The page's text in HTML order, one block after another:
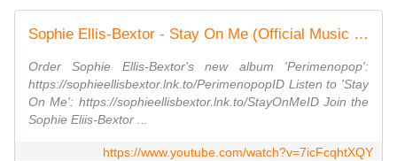
Sophie Ellis-Bextor - Stay On Me (Official Music Video)
Order Sophie Ellis-Bextor's new album 'Perimenopop':
https://sophieellisbextor.lnk.to/PerimenopopID Listen to 'Stay
On Me': https://sophieellisbextor.lnk.to/StayOnMeID Join the
Sophie Eliis-Bextor ...
https://www.youtube.com/watch?v=7icFcqhtXQY